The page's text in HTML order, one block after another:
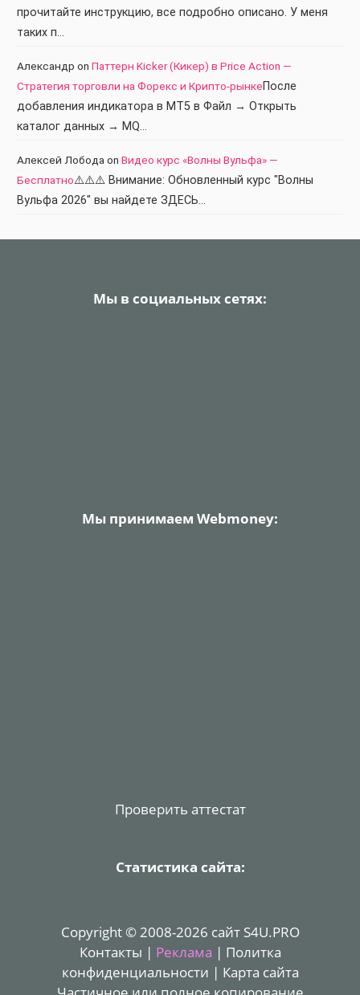
прочитайте инструкцию, все подробно описано. У меня
таких п…
Александр on Паттерн Kicker (Кикер) в Price Action —
Стратегия торговли на Форекс и Крипто-рынкеПосле
добавления индикатора в МТ5 в Файл → Открыть
каталог данных → MQ…
Алексей Лобода on Видео курс «Волны Вульфа» —
Бесплатно⚠️⚠️⚠️ Внимание: Обновленный курс "Волны
Вульфа 2026" вы найдете ЗДЕСЬ…
Мы в социальных сетях:
Мы принимаем Webmoney:
Проверить аттестат
Статистика сайта:
Copyright © 2008-2026 сайт S4U.PRO
Контакты | Реклама | Политка
конфиденциальности | Карта сайта